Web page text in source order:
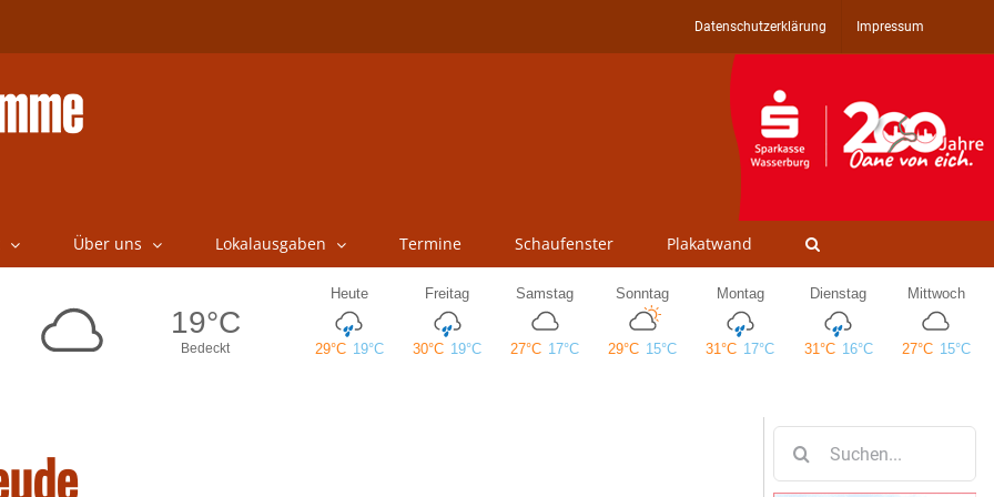
Datenschutzerklärung Impressum
Über uns Lokalausgaben Termine Schaufenster Plakatwand
nach: